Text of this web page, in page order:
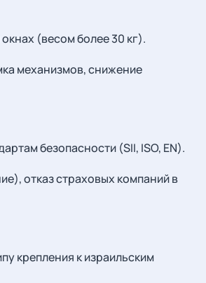
(весом более 30 кг).
механизмов, снижение
безопасности (SII, ISO, EN).
отказ страховых компаний в
крепления к израильским